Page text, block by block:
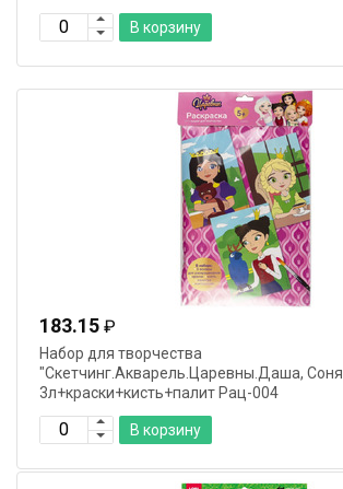
В корзину
183.15 ₽
Набор для творчества
"Скетчинг.Акварель.Царевны.Даша,
3л+краски+кисть+палит Рац-004
В корзину